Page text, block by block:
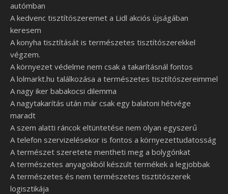
autómban
A kedvenc tisztítószeremet a Lidl akciós újságában
keresem
A konyha tisztítását is természetes tisztítószerekkel
végzem.
A környezet védelme nem csak a takarításnál fontos
A lolmarkt.hu találkozása a természetes tisztítószereimmel
A nagy iker babakocsi dilemma
A nagytakarítás után már csak egy balatoni hétvége
maradt
A szem alatti ráncok eltüntetése nem olyan egyszerű
A telefon szervizelésekor is fontos a környezettudatosság
A természet szeretete mentheti meg a bolygónkat
A természetes anyagokból készült termékek a legjobbak
A természetes és nem természetes tisztitószerek
logisztikája